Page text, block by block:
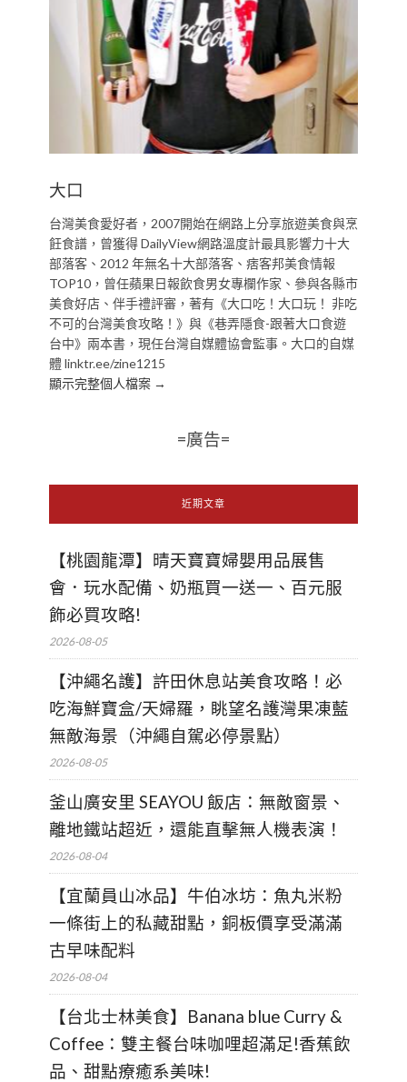
大口
台灣美食愛好者，2007開始在網路上分享旅遊美食與烹
飪食譜，曾獲得 DailyView網路溫度計最具影響力十大
部落客、2012 年無名十大部落客、痞客邦美食情報
TOP10，曾任蘋果日報飲食男女專欄作家、參與各縣市
美食好店、伴手禮評審，著有《大口吃！大口玩！ 非吃
不可的台灣美食攻略！》與《巷弄隱食-跟著大口食遊
台中》兩本書，現任台灣自媒體協會監事。大口的自媒
體 linktr.ee/zine1215
顯示完整個人檔案 →
=廣告=
近期文章
【桃園龍潭】晴天寶寶婦嬰用品展售
會．玩水配備、奶瓶買一送一、百元服
飾必買攻略!
2026-08-05
【沖繩名護】許田休息站美食攻略！必
吃海鮮寶盒/天婦羅，眺望名護灣果凍藍
無敵海景（沖繩自駕必停景點）
2026-08-05
釜山廣安里 SEAYOU 飯店：無敵窗景、
離地鐵站超近，還能直擊無人機表演！
2026-08-04
【宜蘭員山冰品】牛伯冰坊：魚丸米粉
一條街上的私藏甜點，銅板價享受滿滿
古早味配料
2026-08-04
【台北士林美食】Banana blue Curry &
Coffee：雙主餐台味咖哩超滿足!香蕉飲
品、甜點療癒系美味!